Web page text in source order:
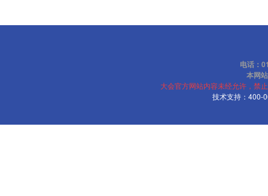
电话：
本网
大会官方网站内容未经允许，禁
技术支持：400-